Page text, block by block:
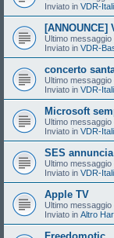
Inviato in VDR-
[ANNOUNCE]
Ultimo messaggio
Inviato in VDR-
concerto
Ultimo messaggio
Inviato in VDR-
Microsoft
Ultimo messaggio
Inviato in VDR-
SES
Ultimo messaggio
Inviato in VDR-
Apple TV
Ultimo messaggio
Inviato in Altro
Freedomotic